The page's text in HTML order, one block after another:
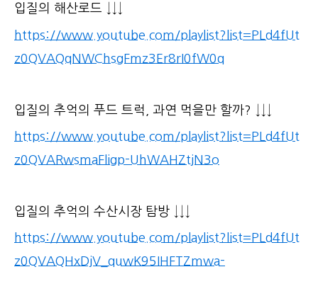
입질의 해산로드 ↓↓↓
https://www.youtube.com/playlist?list=PLd4fUt
z0QVAQqNWChsgFmz3Er8rI0fW0q
입질의 추억의 푸드 트럭, 과연 먹을만 할까? ↓↓↓
https://www.youtube.com/playlist?list=PLd4fUt
z0QVARwsmaFligp-UhWAHZtjN3o
입질의 추억의 수산시장 탐방 ↓↓↓
https://www.youtube.com/playlist?list=PLd4fUt
z0QVAQHxDjV_quwK95IHFTZmwa-